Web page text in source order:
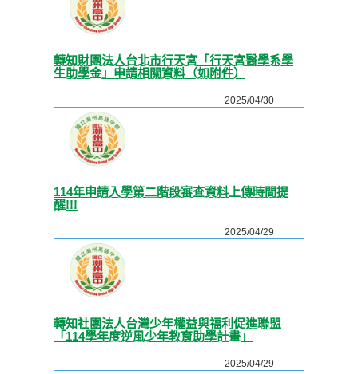
轉知財團法人台北市行天宮「行天宮醫學系學
生助學金」申請相關資料（如附件）
2025/04/30
114年申請入學第二階段審查資料上傳時間提
醒!!!
2025/04/29
轉知社團法人台灣少年權益與福利促進聯盟
「114學年度逆風少年教育助學計畫」
2025/04/29